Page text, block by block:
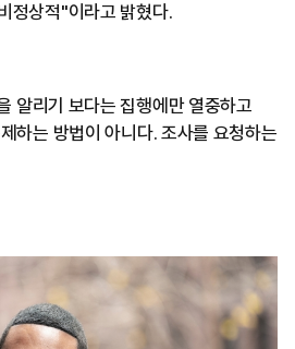
정상적"이라고 밝혔다.
알리기 보다는 집행에만 열중하고
하는 방법이 아니다. 조사를 요청하는